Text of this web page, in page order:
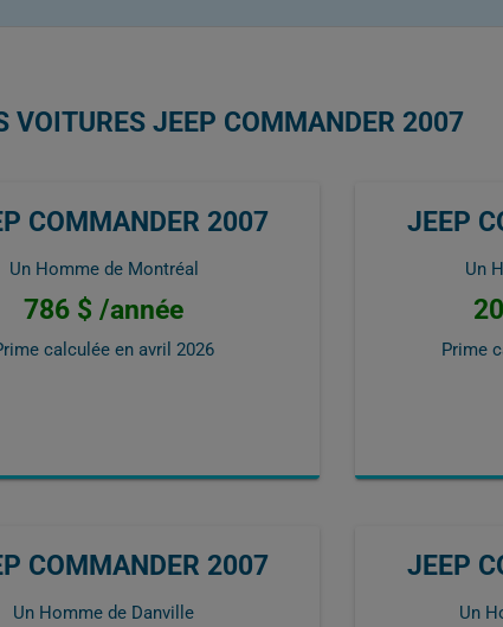
VOITURES JEEP COMMANDER 2007
COMMANDER 2007
Un Homme de Montréal
786 $ /année
calculée en avril 2026
JEEP
Un
Prime
COMMANDER 2007
Un Homme de Danville
JEEP
Un